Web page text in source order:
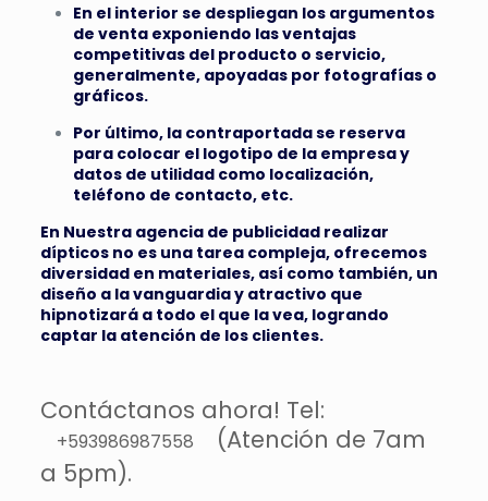
En el interior se despliegan los argumentos
de venta exponiendo las ventajas
competitivas del producto o servicio,
generalmente, apoyadas por fotografías o
gráficos.
Por último, la contraportada se reserva
para colocar el logotipo de la empresa y
datos de utilidad como localización,
teléfono de contacto, etc.
En Nuestra agencia de publicidad realizar
dípticos no es una tarea compleja, ofrecemos
diversidad en materiales, así como también, un
diseño a la vanguardia y atractivo que
hipnotizará a todo el que la vea, logrando
captar la atención de los clientes.
Contáctanos ahora! Tel:
+593986987558
(Atención de 7am
a 5pm).